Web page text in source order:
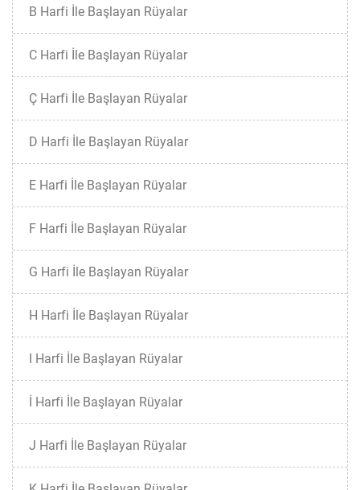
B Harfi İle Başlayan Rüyalar
C Harfi İle Başlayan Rüyalar
Ç Harfi İle Başlayan Rüyalar
D Harfi İle Başlayan Rüyalar
E Harfi İle Başlayan Rüyalar
F Harfi İle Başlayan Rüyalar
G Harfi İle Başlayan Rüyalar
H Harfi İle Başlayan Rüyalar
I Harfi İle Başlayan Rüyalar
İ Harfi İle Başlayan Rüyalar
J Harfi İle Başlayan Rüyalar